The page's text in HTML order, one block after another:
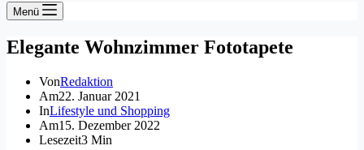
Menü
Elegante Wohnzimmer Fototapete
VonRedaktion
Am22. Januar 2021
InLifestyle und Shopping
Am15. Dezember 2022
Lesezeit3 Min